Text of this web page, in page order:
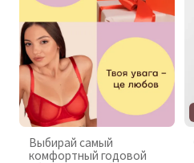
Выбирай самый
комфортный годовой